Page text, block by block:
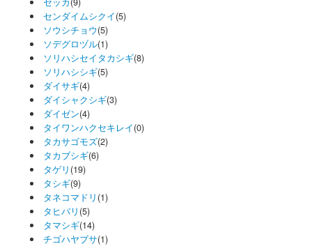
センダイムシクイ(5)
ソウシチョウ(5)
ソデグロヅル(1)
ソリハシセイタカシギ(8)
ソリハシシギ(5)
ダイサギ(4)
ダイシャクシギ(3)
ダイゼン(4)
タイワンハクセキレイ(0)
タカサゴモズ(2)
タカブシギ(6)
タゲリ (19)
タシギ(9)
タネコマドリ (1)
タヒバリ (5)
タマシギ(14)
チゴハヤブサ(1)